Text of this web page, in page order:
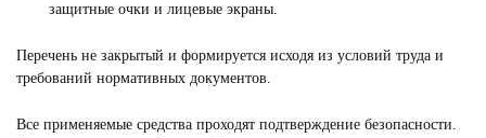
защитные очки и лицевые экраны.
Перечень не закрытый и формируется исходя из условий труда и
требований нормативных документов.
Все применяемые средства проходят подтверждение безопасности.